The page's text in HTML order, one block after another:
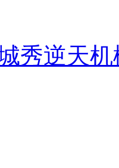
秀逆天机